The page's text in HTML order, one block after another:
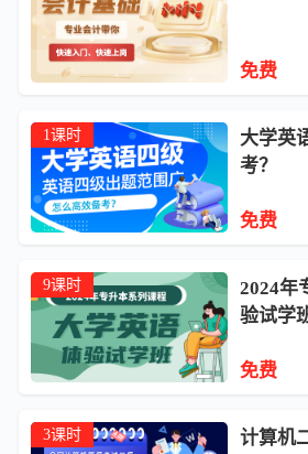
免费
1课时
大学英
考？
免费
9课时
2024年
验试学
免费
3课时 计算机